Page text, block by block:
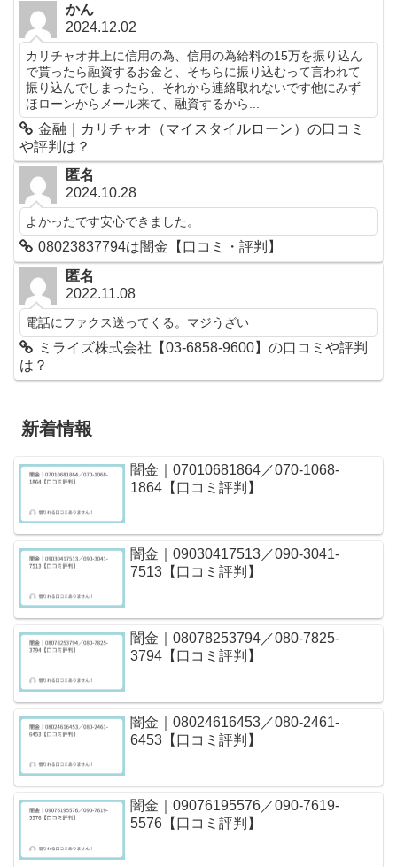
かん
2024.12.02
カリチャオ井上に信用の為、信用の為給料の15万を振り込ん
で貰ったら融資するお金と、そちらに振り込むって言われて
振り込んでしまったら、それから連絡取れないです他にみず
ほローンからメール来て、融資するから...
金融｜カリチャオ（マイスタイルローン）の口コミ
や評判は？
匿名
2024.10.28
よかったです安心できました。
08023837794は闇金【口コミ・評判】
匿名
2022.11.08
電話にファクス送ってくる。マジうざい
ミライズ株式会社【03-6858-9600】の口コミや評判
は？
新着情報
闇金｜07010681864／070-1068-
1864【口コミ評判】
闇金｜09030417513／090-3041-
7513【口コミ評判】
闇金｜08078253794／080-7825-
3794【口コミ評判】
闇金｜08024616453／080-2461-
6453【口コミ評判】
闇金｜09076195576／090-7619-
5576【口コミ評判】